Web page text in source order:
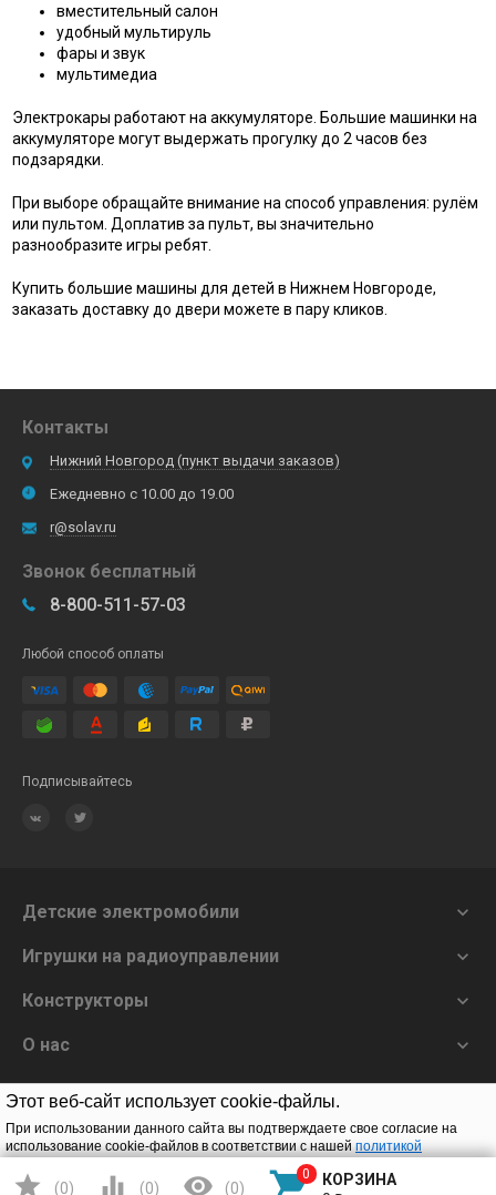
Этот веб-сайт использует cookie-файлы.
При использовании данного сайта вы подтверждаете свое согласие на
использование cookie-файлов в соответствии с нашейполитикой
вместительный салон
удобный мультируль
фары и звук
мультимедиа
Электрокары работают на аккумуляторе. Большие машинки на
аккумуляторе могут выдержать прогулку до 2 часов без
подзарядки.
При выборе обращайте внимание на способ управления: рулём
или пультом. Доплатив за пульт, вы значительно
разнообразите игры ребят.
Купить большие машины для детей в Нижнем Новгороде,
заказать доставку до двери можете в пару кликов.
Контакты
Нижний Новгород (пункт выдачи заказов)
Ежедневно с 10.00 до 19.00
r@solav.ru
Звонок бесплатный
8-800-511-57-03
Любой способ оплаты
Подписывайтесь
Детские электромобили 
Игрушки на радиоуправлении 
Конструкторы 
О нас 
© 2020 Solav |Конфиденциальность
 (0)  (0)  (0)
КОРЗИНА